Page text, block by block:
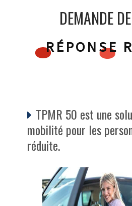
DEMANDE
RÉPONSE
TPMR 50 est une
mobilité pour les
réduite.